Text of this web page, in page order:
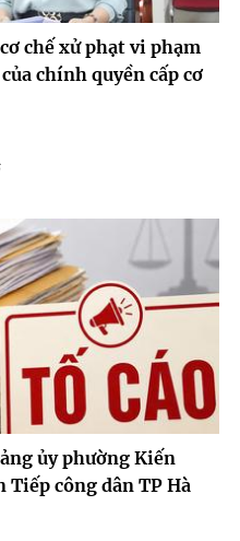
chế xử phạt vi phạm
chính quyền cấp cơ
ủy phường Kiến
Tiếp công dân TP Hà